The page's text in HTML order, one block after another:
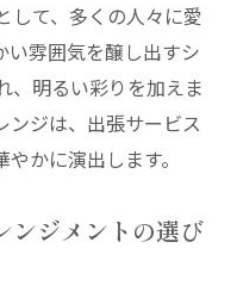
して、多くの人々に愛
い雰囲気を醸し出すシ
、明るい彩りを加えま
ンジは、出張サービス
かに演出します。
ンジメントの選び